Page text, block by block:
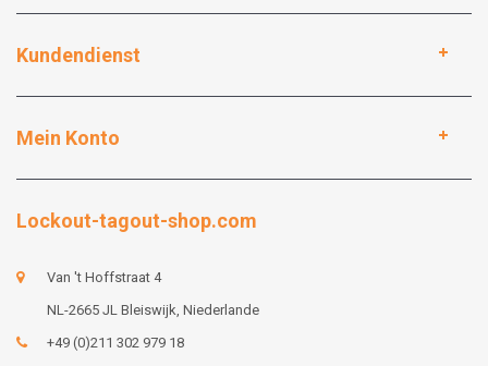
Kundendienst
Mein Konto
Lockout-tagout-shop.com
Van 't Hoffstraat 4
NL-2665 JL Bleiswijk, Niederlande
+49 (0)211 302 979 18